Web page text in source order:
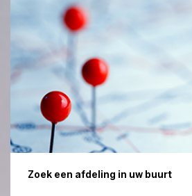
Zoek een afdeling in uw buurt